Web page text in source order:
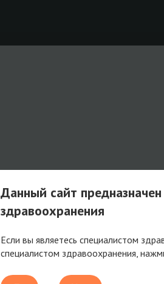
Данный сайт
здравоохранения
Если вы являетесь специалистом
специалистом здравоохранения,